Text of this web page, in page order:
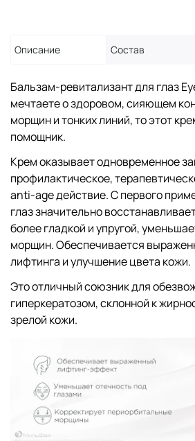
Описание Состав
Бальзам-ревитализант для глаз
мечтаете о здоровом, сияющем
морщин и тонких линий, то этот
помощник.
Крем оказывает одновременное
профилактическое,
anti-age действие. С первого
глаз значительно
более гладкой и упругой,
морщин. Обеспечивается
лифтинга и улучшение цвета кожи.
Это отличный союзник для
гиперкератозом, склонной к
зрелой кожи.